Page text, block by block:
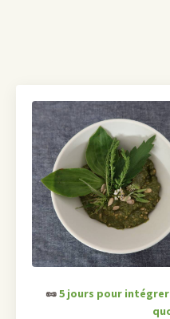
🥜5 jours pour